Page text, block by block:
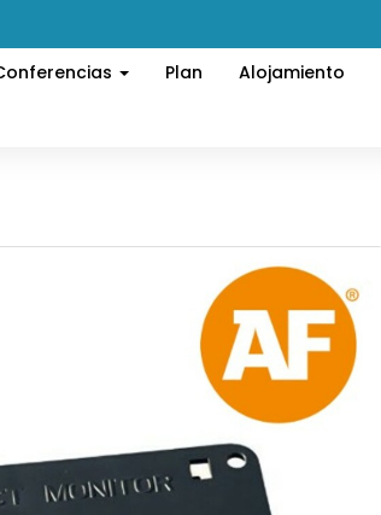
Plan Alojamiento